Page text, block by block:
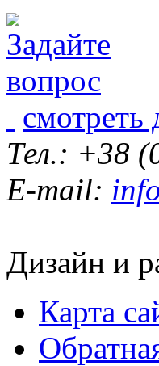
смотреть
Тел.: +38
E-mail:
Дизайн и
Карта